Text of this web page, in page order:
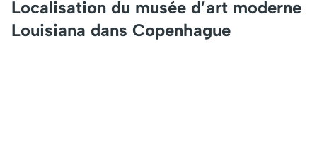
Localisation du musée d’art moderne
Louisiana dans Copenhague